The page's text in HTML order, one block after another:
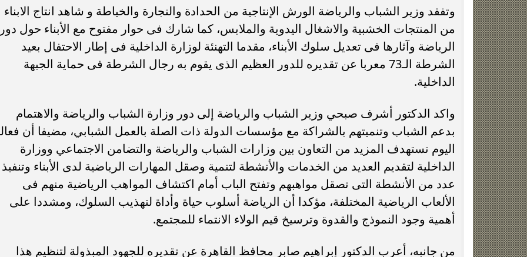
وتفقد وزير الشباب والرياضة الورش الإنتاجية من الحدادة والنجارة والخياطة و شاهد انتاج الابناء
من المنتجات الخشبية والاشغال اليدوية والملابس، كما شارك فى حوار مفتوح مع الأبناء حول دور
الرياضة وآثارها فى تعديل سلوك الأبناء، مقدما التهنئة لوزارة الداخلية فى إطار الاحتفال بعيد
الشرطة الـ73 معربا عن تقديره للدور العظيم الذى يقوم به رجال الشرطة فى حماية الجبهة
الداخلية.
واكد الدكتور أشرف صبحي وزير الشباب والرياضة إلى دور وزارة الشباب والرياضة والاهتمام
بدعم الشباب وتنميتهم بالشراكة مع مؤسسات الدولة ذات الصلة بالعمل الشبابي، مضيفا أن
اليوم تستهدف المزيد من التعاون بين وزارات الشباب والرياضة والتضامن الاجتماعي ووزارة
الداخلية لتقديم العديد من الخدمات والأنشطة لتنمية وصقل المهارات الرياضية لدى الأبناء وتنفيذ
عدد من الأنشطة التى تصقل مواهبهم وتفتح الباب أمام اكتشاف المواهب الرياضية منهم فى
الألعاب الرياضية المختلفة، مؤكدا أن الرياضة أسلوب حياة وأداة لتهذيب السلوك، ومشددا على
أهمية وجود النموذج والقدوة وترسيخ قيم الولاء الانتماء للمجتمع.
من جانبه، أعرب الدكتور إبراهيم صابر محافظ القاهرة عن تقديره للجهود المبذولة لتنظيم هذا